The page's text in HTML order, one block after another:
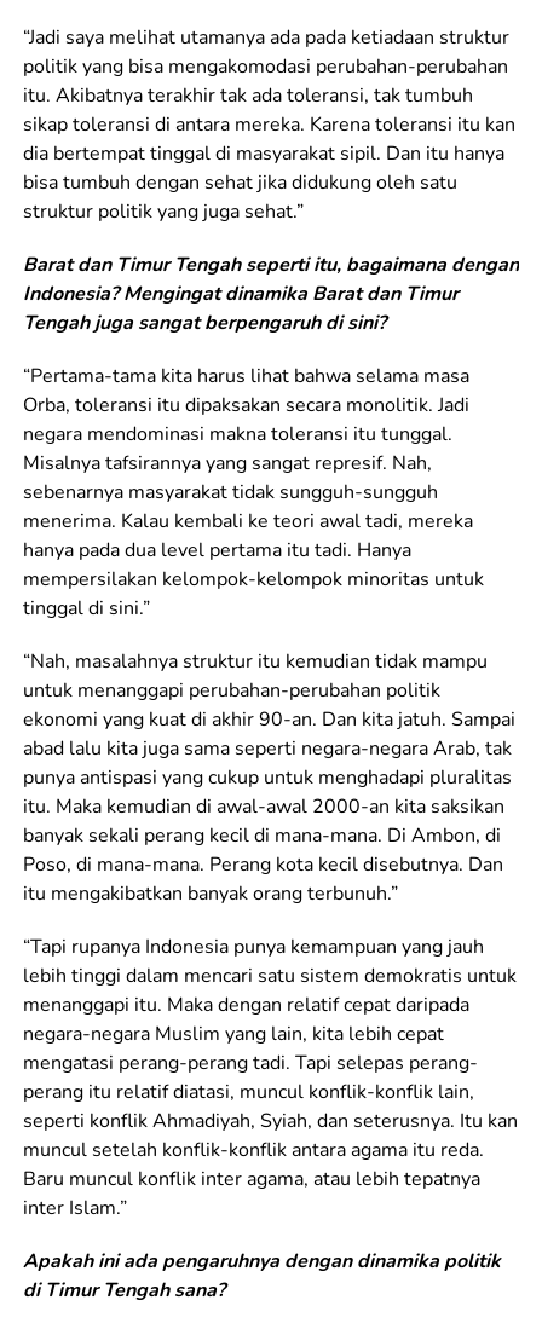
“Jadi saya melihat utamanya ada pada ketiadaan struktur
politik yang bisa mengakomodasi perubahan-perubahan
itu. Akibatnya terakhir tak ada toleransi, tak tumbuh
sikap toleransi di antara mereka. Karena toleransi itu kan
dia bertempat tinggal di masyarakat sipil. Dan itu hanya
bisa tumbuh dengan sehat jika didukung oleh satu
struktur politik yang juga sehat.”
Barat dan Timur Tengah seperti itu, bagaimana dengan
Indonesia? Mengingat dinamika Barat dan Timur
Tengah juga sangat berpengaruh di sini?
“Pertama-tama kita harus lihat bahwa selama masa
Orba, toleransi itu dipaksakan secara monolitik. Jadi
negara mendominasi makna toleransi itu tunggal.
Misalnya tafsirannya yang sangat represif. Nah,
sebenarnya masyarakat tidak sungguh-sungguh
menerima. Kalau kembali ke teori awal tadi, mereka
hanya pada dua level pertama itu tadi. Hanya
mempersilakan kelompok-kelompok minoritas untuk
tinggal di sini.”
“Nah, masalahnya struktur itu kemudian tidak mampu
untuk menanggapi perubahan-perubahan politik
ekonomi yang kuat di akhir 90-an. Dan kita jatuh. Sampai
abad lalu kita juga sama seperti negara-negara Arab, tak
punya antispasi yang cukup untuk menghadapi pluralitas
itu. Maka kemudian di awal-awal 2000-an kita saksikan
banyak sekali perang kecil di mana-mana. Di Ambon, di
Poso, di mana-mana. Perang kota kecil disebutnya. Dan
itu mengakibatkan banyak orang terbunuh.”
“Tapi rupanya Indonesia punya kemampuan yang jauh
lebih tinggi dalam mencari satu sistem demokratis untuk
menanggapi itu. Maka dengan relatif cepat daripada
negara-negara Muslim yang lain, kita lebih cepat
mengatasi perang-perang tadi. Tapi selepas perang-
perang itu relatif diatasi, muncul konflik-konflik lain,
seperti konflik Ahmadiyah, Syiah, dan seterusnya. Itu kan
muncul setelah konflik-konflik antara agama itu reda.
Baru muncul konflik inter agama, atau lebih tepatnya
inter Islam.”
Apakah ini ada pengaruhnya dengan dinamika politik
di Timur Tengah sana?